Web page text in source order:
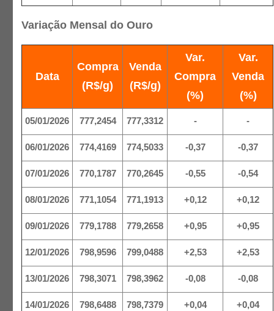
Variação Mensal do Ouro
Data
Compra
(R$/g)
Venda
(R$/g)
Var.
Compra
(%)
Var.
Venda
(%)
05/01/2026 777,2454 777,3312 - -
06/01/2026 774,4169 774,5033 -0,37 -0,37
07/01/2026 770,1787 770,2645 -0,55 -0,54
08/01/2026 771,1054 771,1913 +0,12 +0,12
09/01/2026 779,1788 779,2658 +0,95 +0,95
12/01/2026 798,9596 799,0488 +2,53 +2,53
13/01/2026 798,3071 798,3962 -0,08 -0,08
14/01/2026 798,6488 798,7379 +0,04 +0,04